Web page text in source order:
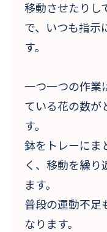
移動させたりし
で、いつも指示
す。
一つ一つの作業
ている花の数が
す。
鉢をトレーにま
く、移動を繰り
ます。
普段の運動不足
なります。